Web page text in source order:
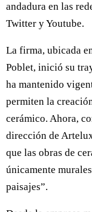
andadura en las
Twitter y Youtube.
La firma, ubicada
Poblet, inició su
ha mantenido
permiten la
cerámico. Ahora,
dirección de
que las obras de
únicamente
paisajes”.